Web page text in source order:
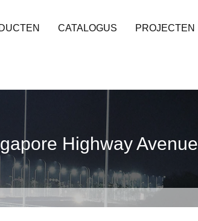
CATALOGUS PROJECTEN
Highway Avenue